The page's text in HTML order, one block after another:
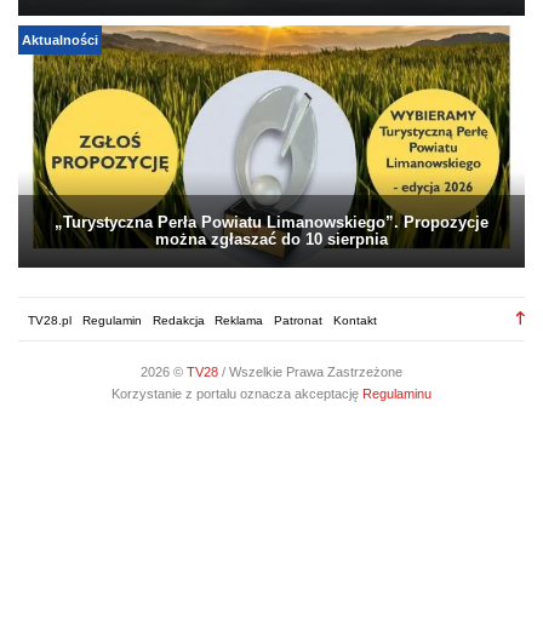
Aktualności
„Turystyczna Perła Powiatu Limanowskiego”. Propozycje
można zgłaszać do 10 sierpnia
TV28.pl Regulamin Redakcja Reklama Patronat Kontakt
2026 © TV28 / Wszelkie Prawa Zastrzeżone
Korzystanie z portalu oznacza akceptację Regulaminu